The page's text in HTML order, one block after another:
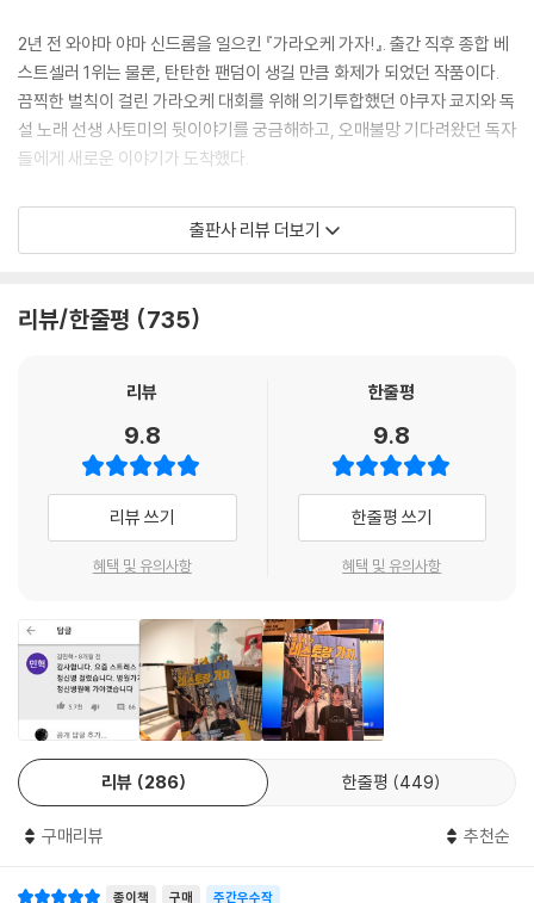
2년 전 와야마 야마 신드롬을 일으킨 『가라오케 가자!』. 출간 직후 종합 베
스트셀러 1위는 물론, 탄탄한 팬덤이 생길 만큼 화제가 되었던 작품이다.
끔찍한 벌칙이 걸린 가라오케 대회를 위해 의기투합했던 야쿠자 쿄지와 독
설 노래 선생 사토미의 뒷이야기를 궁금해하고, 오매불망 기다려왔던 독자
들에게 새로운 이야기가 도착했다.
대학생이 된 사토미는 상경 후 홀로 자취를 시작한다. 그런데 이 어린 청년,
근검절약이 심상치 않다. 우연한 계기로 심야의 패밀리 레스토랑 아르바이
가이자 선배 아르바이트생인 모리타가 2초 이상 쉬지 않고 말을 걸어오는
오사카와 도쿄를 오가는 야쿠자 쿄지가 사토미를 찾아와 밥을 사주는 날들
이 이어진다. 만나서 밥을 먹고, 또 먹고, 또 먹는 두 사람. 사토미는 태연하
게 자신을 찾아오는 쿄지에게, 밥을 먹으며 실없는 소리를 하는 쿄지에게,
꼭 해야 할 말이 있다.
“전에 선물할 게 있다고 했던 말 기억해요?
다음달에 드릴 건데. 그거 만나면 이제 안 만나는 게 좋지 않을까 싶은데.”
_9화
지옥의 가라오케 대회 후 4년, 두 남자가 다시 한번 테이블에 마주앉았다.
회심의 한 곡을 부르기 위해 의기투합했던 이들이 함께 부를 새로운 노래
가 궁금하다면, 패밀리 레스토랑에 가보자고.
첫 한국 방문과 해외 사인회까지, 신드롬을 넘어 새로운 흐름이 된 와야마
출판사 리뷰 더보기
리뷰/한줄평 735
리뷰
9.8
리뷰 쓰기
혜택 및 유의사항
한줄평
9.8
한줄평 쓰기
혜택 및 유의사항
리뷰 286 한줄평 449
구매리뷰 추천순
종이책 구매 주간우수작